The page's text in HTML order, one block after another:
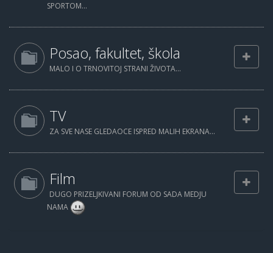
SPORTOM...
Posao, fakultet, škola
MALO I O TRNOVITOJ STRANI ŽIVOTA...
TV
ZA SVE NASE GLEDAOCE ISPRED MALIH EKRANA...
Film
DUGO PRIZELJKIVANI FORUM OD SADA MEDJU
NAMA